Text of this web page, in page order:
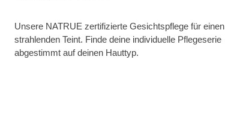
Unsere NATRUE zertifizierte Gesichtspflege für einen
strahlenden Teint. Finde deine individuelle Pflegeserie
abgestimmt auf deinen Hauttyp.